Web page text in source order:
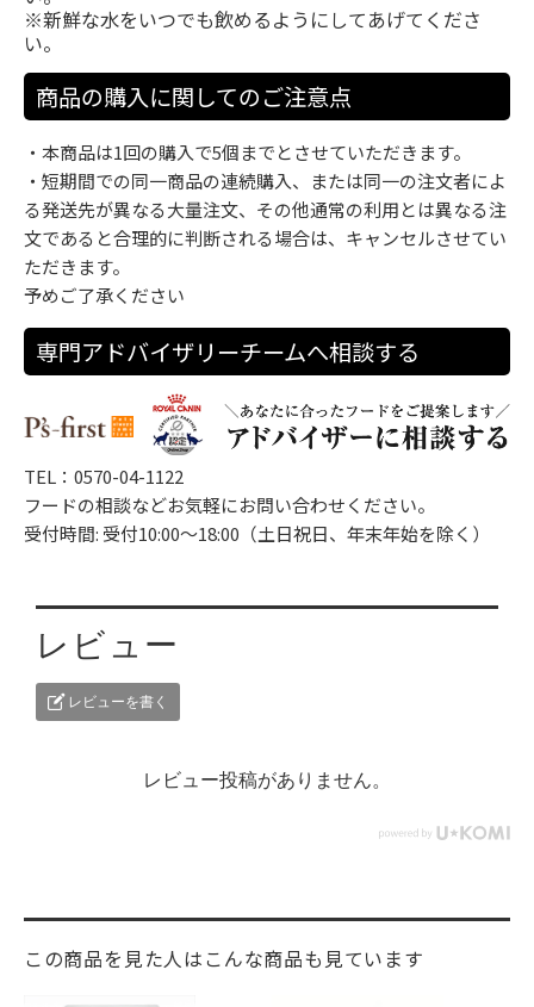
※新鮮な水をいつでも飲めるようにしてあげてくださ
い。
商品の購入に関してのご注意点
・本商品は1回の購入で5個までとさせていただきます。
・短期間での同一商品の連続購入、または同一の注文者によ
る発送先が異なる大量注文、その他通常の利用とは異なる注
文であると合理的に判断される場合は、キャンセルさせてい
ただきます。
予めご了承ください
専門アドバイザリーチームへ相談する
TEL：0570-04-1122
フードの相談などお気軽にお問い合わせください。
受付時間: 受付10:00～18:00（土日祝日、年末年始を除く）
レビュー
レビューを書く
レビュー投稿がありません。
この商品を見た人はこんな商品も見ています